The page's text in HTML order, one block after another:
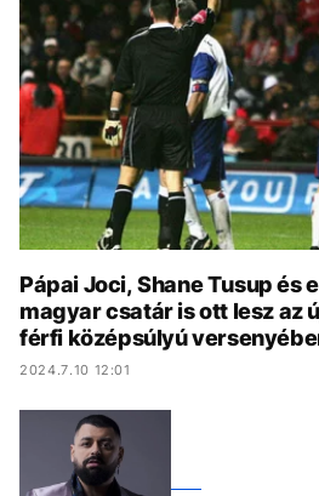
KÖZÉLET
ÉLETMÓD
BESZÉLGETÉSEK
VIDEÓ
GASZTRO
Pápai Joci, Shane Tusup és
magyar csatár is ott lesz az
férfi középsúlyú
2024.7.10 12:01